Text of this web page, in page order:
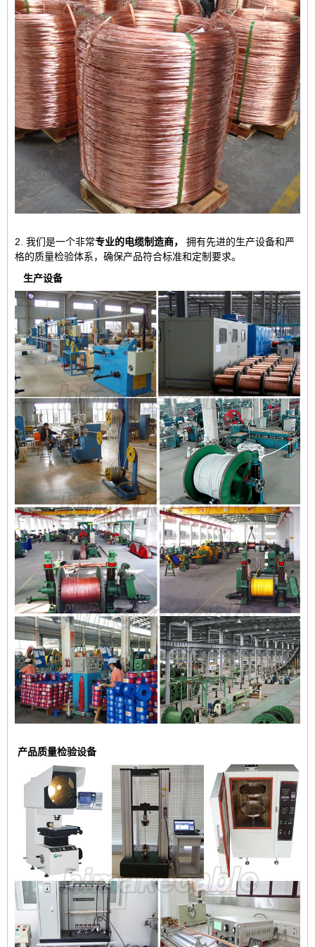
2. 我们是一个非常专业的电缆制造商，
拥有先进的生产设备和严
格的质量检验体系，确保产品符合标准和定制要求。
生产设备
产品质量检验设备